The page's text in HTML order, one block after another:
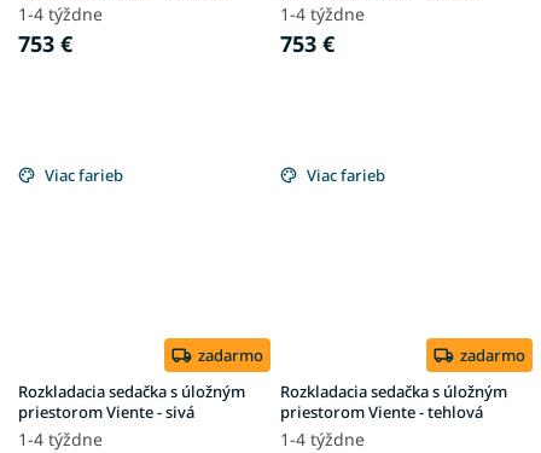
1-4 týždne
753 €
1-4 týždne
753 €
Viac farieb
zadarmo
Rozkladacia sedačka s úložným
priestorom Viente - sivá
1-4 týždne
Viac farieb
zadarmo
Rozkladacia sedačka s úložným
priestorom Viente - tehlová
1-4 týždne